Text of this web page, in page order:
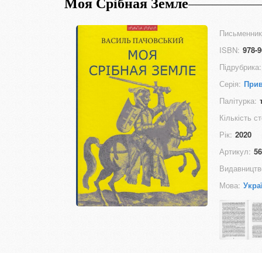
Моя Срібная Земле
ISBN: 978-
Підрубрика:
Серія:
Палітурка:
Кількість
Рік: 2020
Артикул:
Мова: